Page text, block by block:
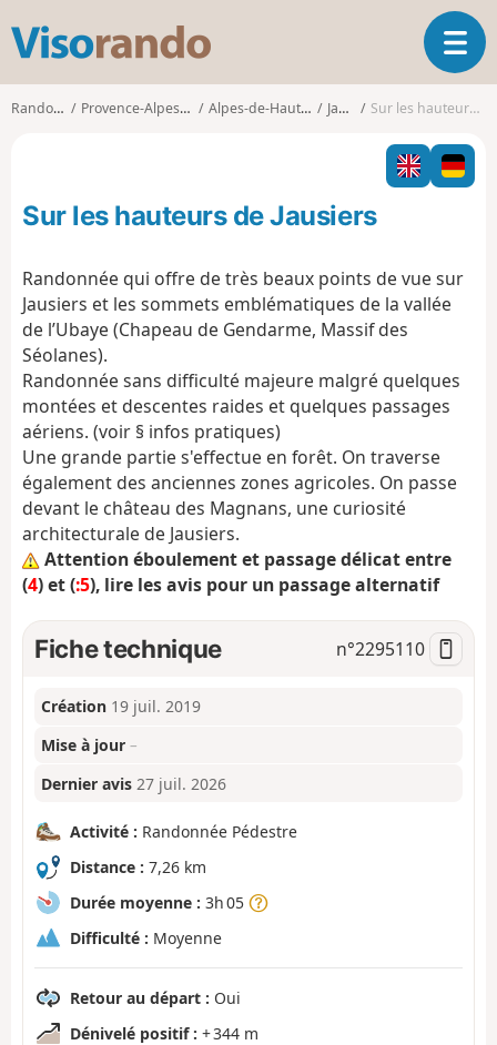
s
o
o
O
u
i
r
l
v
t
Randonnées Provence-Alpes-Côte d'Azur Alpes-de-Haute-Provence Jausiers Sur les hauteurs de Jausiers
Sur les hauteurs de Jausiers
Randonnée qui offre de très beaux points de vue sur
Jausiers et les sommets emblématiques de la vallée
de l’Ubaye (Chapeau de Gendarme, Massif des
Séolanes).
Randonnée sans difficulté majeure malgré quelques
montées et descentes raides et quelques passages
aériens. (voir § infos pratiques)
Une grande partie s'effectue en forêt. On traverse
également des anciennes zones agricoles. On passe
devant le château des Magnans, une curiosité
architecturale de Jausiers.
Attention éboulement et passage délicat entre
(4) et (:5), lire les avis pour un passage alternatif
Fiche technique n°2295110
Création 19 juil. 2019
Mise à jour –
Dernier avis 27 juil. 2026
Activité : Randonnée Pédestre
Distance : 7,26 km
Durée moyenne : 3h 05
Difficulté : Moyenne
Retour au départ : Oui
Dénivelé positif : + 344 m